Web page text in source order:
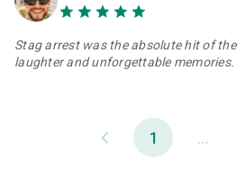
Stag arrest was the absolute hit of
laughter and unforgettable memories.
1 ...